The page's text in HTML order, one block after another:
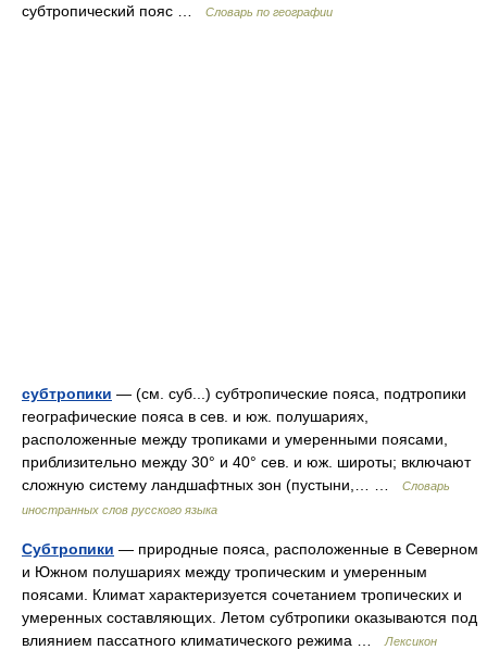
субтропический пояс …
Словарь по географии
субтропики — (см. суб...) субтропические пояса, подтропики
географические пояса в сев. и юж. полушариях,
расположенные между тропиками и умеренными поясами,
приблизительно между 30° и 40° сев. и юж. широты; включают
сложную систему ландшафтных зон (пустыни,… …
Словарь
иностранных слов русского языка
Субтропики — природные пояса, расположенные в Северном
и Южном полушариях между тропическим и умеренным
поясами. Климат характеризуется сочетанием тропических и
умеренных составляющих. Летом субтропики оказываются под
влиянием пассатного климатического режима …
Лексикон